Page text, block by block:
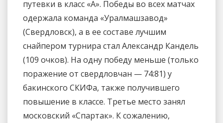
путевки в класс «А». Победы во всех матчах
одержала команда «Уралмашзавод»
(Свердловск), а в ее составе лучшим
снайпером турнира стал Александр Кандель
(109 очков). На одну победу меньше (только
поражение от свердловчан — 74:81) у
бакинского СКИФа, также получившего
повышение в классе. Третье место занял
московский «Спартак». К сожалению,